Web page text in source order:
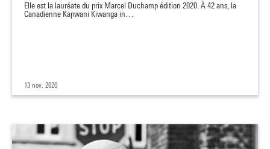
Elle est la lauréate du prix Marcel Duchamp édition 2020. À 42 ans, la
Canadienne Kapwani Kiwanga in…
13 nov. 2020